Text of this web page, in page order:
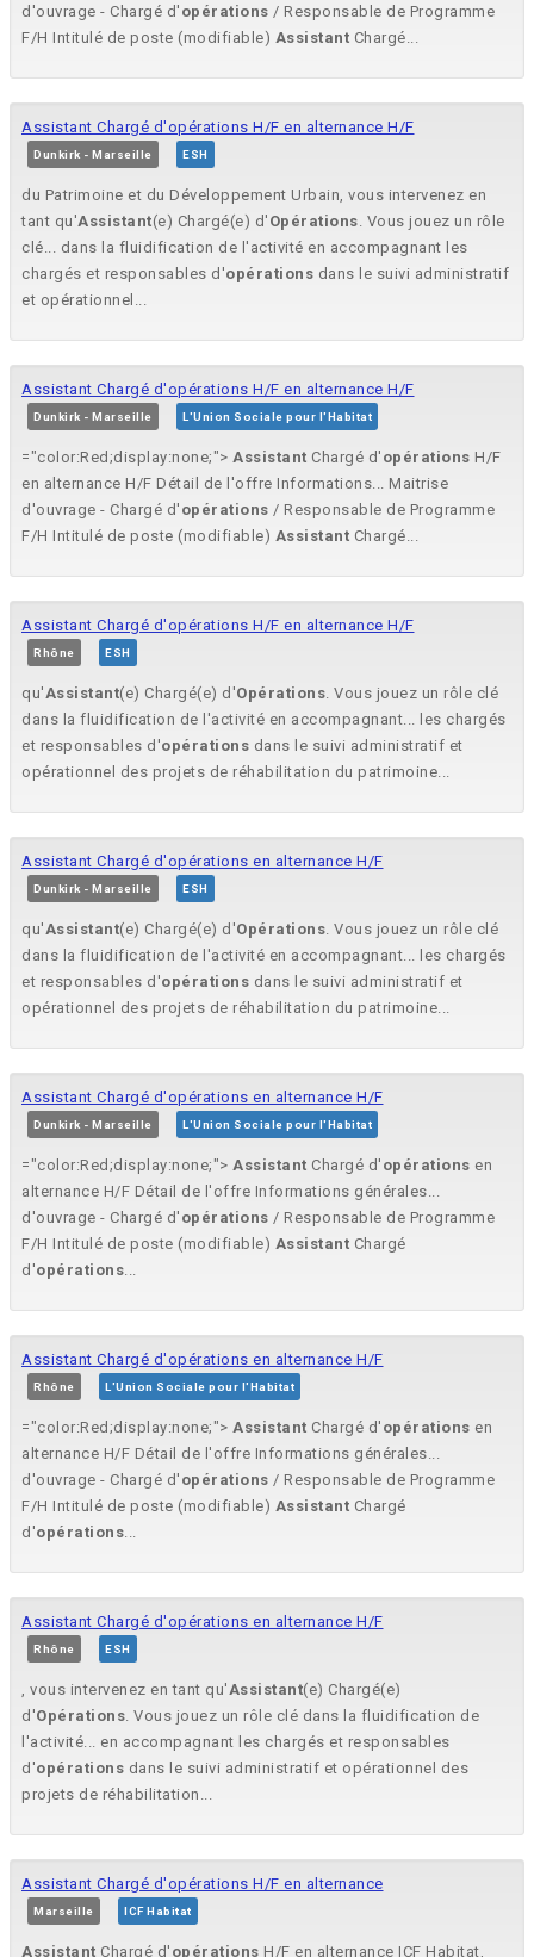
d'ouvrage - Chargé d' opérations / Responsable de Programme
F/H Intitulé de poste (modifiable) Assistant Chargé...
Assistant Chargé d'opérations H/F en alternance H/F
Dunkirk - Marseille ESH
du Patrimoine et du Développement Urbain, vous intervenez en
tant qu'Assistant(e) Chargé(e) d' Opérations. Vous jouez un rôle
clé... dans la fluidification de l'activité en accompagnant les
chargés et responsables d'opérations dans le suivi administratif
et opérationnel...
Assistant Chargé d'opérations H/F en alternance H/F
Dunkirk - Marseille L'Union Sociale pour l'Habitat
="color:Red;display:none;"> Assistant Chargé d' opérations H/F
en alternance H/F Détail de l'offre Informations... Maitrise
d'ouvrage - Chargé d' opérations / Responsable de Programme
F/H Intitulé de poste (modifiable) Assistant Chargé...
Assistant Chargé d'opérations H/F en alternance H/F
Rhône ESH
qu'Assistant(e) Chargé(e) d'Opérations. Vous jouez un rôle clé
dans la fluidification de l'activité en accompagnant... les chargés
et responsables d'opérations dans le suivi administratif et
opérationnel des projets de réhabilitation du patrimoine...
Assistant Chargé d'opérations en alternance H/F
Dunkirk - Marseille ESH
qu'Assistant(e) Chargé(e) d'Opérations. Vous jouez un rôle clé
dans la fluidification de l'activité en accompagnant... les chargés
et responsables d'opérations dans le suivi administratif et
opérationnel des projets de réhabilitation du patrimoine...
Assistant Chargé d'opérations en alternance H/F
Dunkirk - Marseille L'Union Sociale pour l'Habitat
="color:Red;display:none;"> Assistant Chargé d' opérations en
alternance H/F Détail de l'offre Informations générales...
d'ouvrage - Chargé d' opérations / Responsable de Programme
F/H Intitulé de poste (modifiable) Assistant Chargé
d'opérations...
Assistant Chargé d'opérations en alternance H/F
Rhône L'Union Sociale pour l'Habitat
="color:Red;display:none;"> Assistant Chargé d' opérations en
alternance H/F Détail de l'offre Informations générales...
d'ouvrage - Chargé d' opérations / Responsable de Programme
F/H Intitulé de poste (modifiable) Assistant Chargé
d'opérations...
Assistant Chargé d'opérations en alternance H/F
Rhône ESH
, vous intervenez en tant qu'Assistant(e) Chargé(e)
d'Opérations. Vous jouez un rôle clé dans la fluidification de
l'activité... en accompagnant les chargés et responsables
d'opérations dans le suivi administratif et opérationnel des
projets de réhabilitation...
Assistant Chargé d'opérations H/F en alternance
Marseille ICF Habitat
Assistant Chargé d' opérations H/F en alternance ICF Habitat,